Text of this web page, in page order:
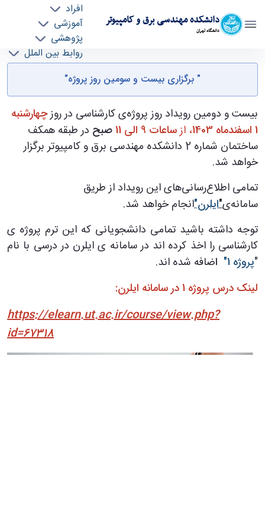
دانشکده مهندسی برق و کامپیوتر
دانشگاه تهران
افراد
آموزشی
پژوهشی
روابط بین الملل
خدمات
جذب نیرو
"اطلاعیه برگزاری بیست و سومین روز پروژه" - ece-
دانشکده مهندسی برق و کامپیوتر
" برگزاری بیست و سومین روز پروژه"
بیست و دومین رویداد روز پروژه‌ی کارشناسی در روزچهارشنبه
1 اسفندماه 1403
، ازساعات 9 الی 11 صبح در طبقه همکف
ساختمان شماره 2 دانشکده مهندسی برق و کامپیوتر برگزار
خواهد شد.
تمامی اطلاع‌رسانی‌های این رویداد از طریق
سامانه‌ی"ایلرن"انجام خواهد شد.
توجه داشته باشید تمامی دانشجویانی که این ترم پروژه ی
کارشناسی را اخذ کرده اند در سامانه ی ایلرن در درسی با نام
"پروژه 1" اضافه شده اند.
لینک درس پروژه 1 در سامانه ایلرن:
https://elearn.ut.ac.ir/course/view.php?
id=67318